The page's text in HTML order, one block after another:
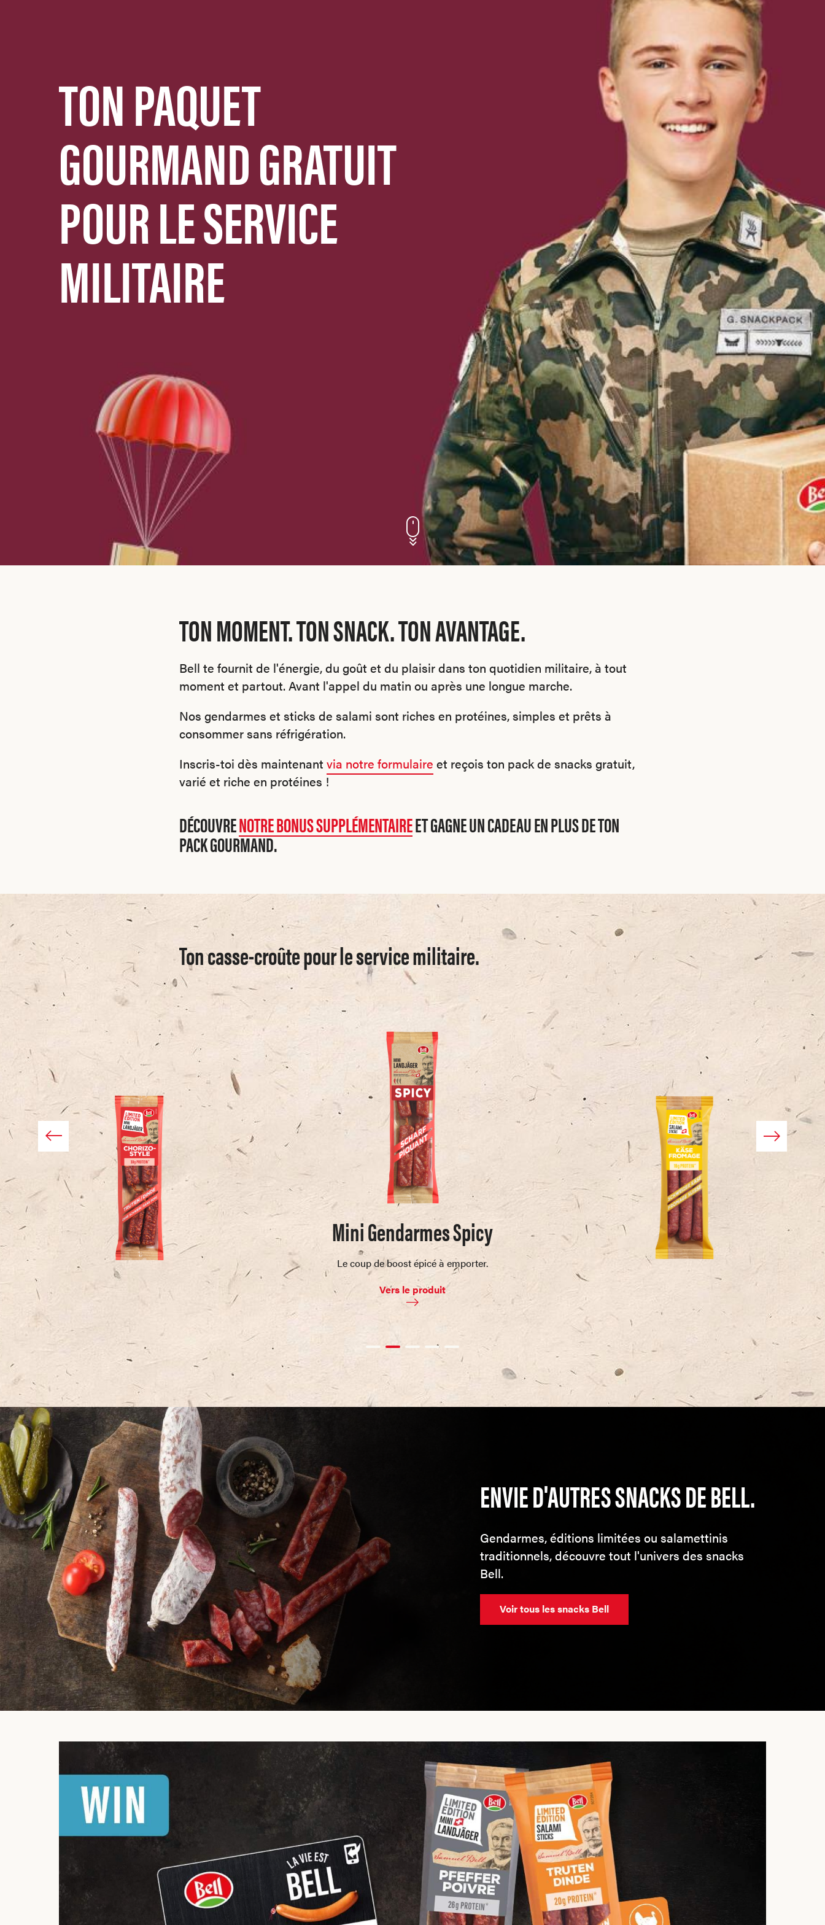
TON PAQUET
GOURMAND GRATUIT
POUR LE SERVICE
MILITAIRE
TON MOMENT. TON SNACK. TON AVANTAGE.
Bell te fournit de l'énergie, du goût et du plaisir dans ton quotidien militaire, à tout
moment et partout. Avant l'appel du matin ou après une longue marche.
Nos gendarmes et sticks de salami sont riches en protéines, simples et prêts à
consommer sans réfrigération.
Inscris-toi dès maintenant via notre formulaire et reçois ton pack de snacks gratuit,
varié et riche en protéines !
DÉCOUVRENOTRE BONUS SUPPLÉMENTAIREET GAGNE UN CADEAU EN PLUS DE TON
PACK GOURMAND.
Ton casse-croûte pour le service militaire.
Mini Gendarmes Spicy
Le coup de boost épicé à emporter.
Vers le produit
ENVIE D'AUTRES SNACKS DE BELL.
Gendarmes, éditions limitées ou salamettinis
traditionnels, découvre tout l'univers des snacks
Bell.
Voir tous les snacks Bell